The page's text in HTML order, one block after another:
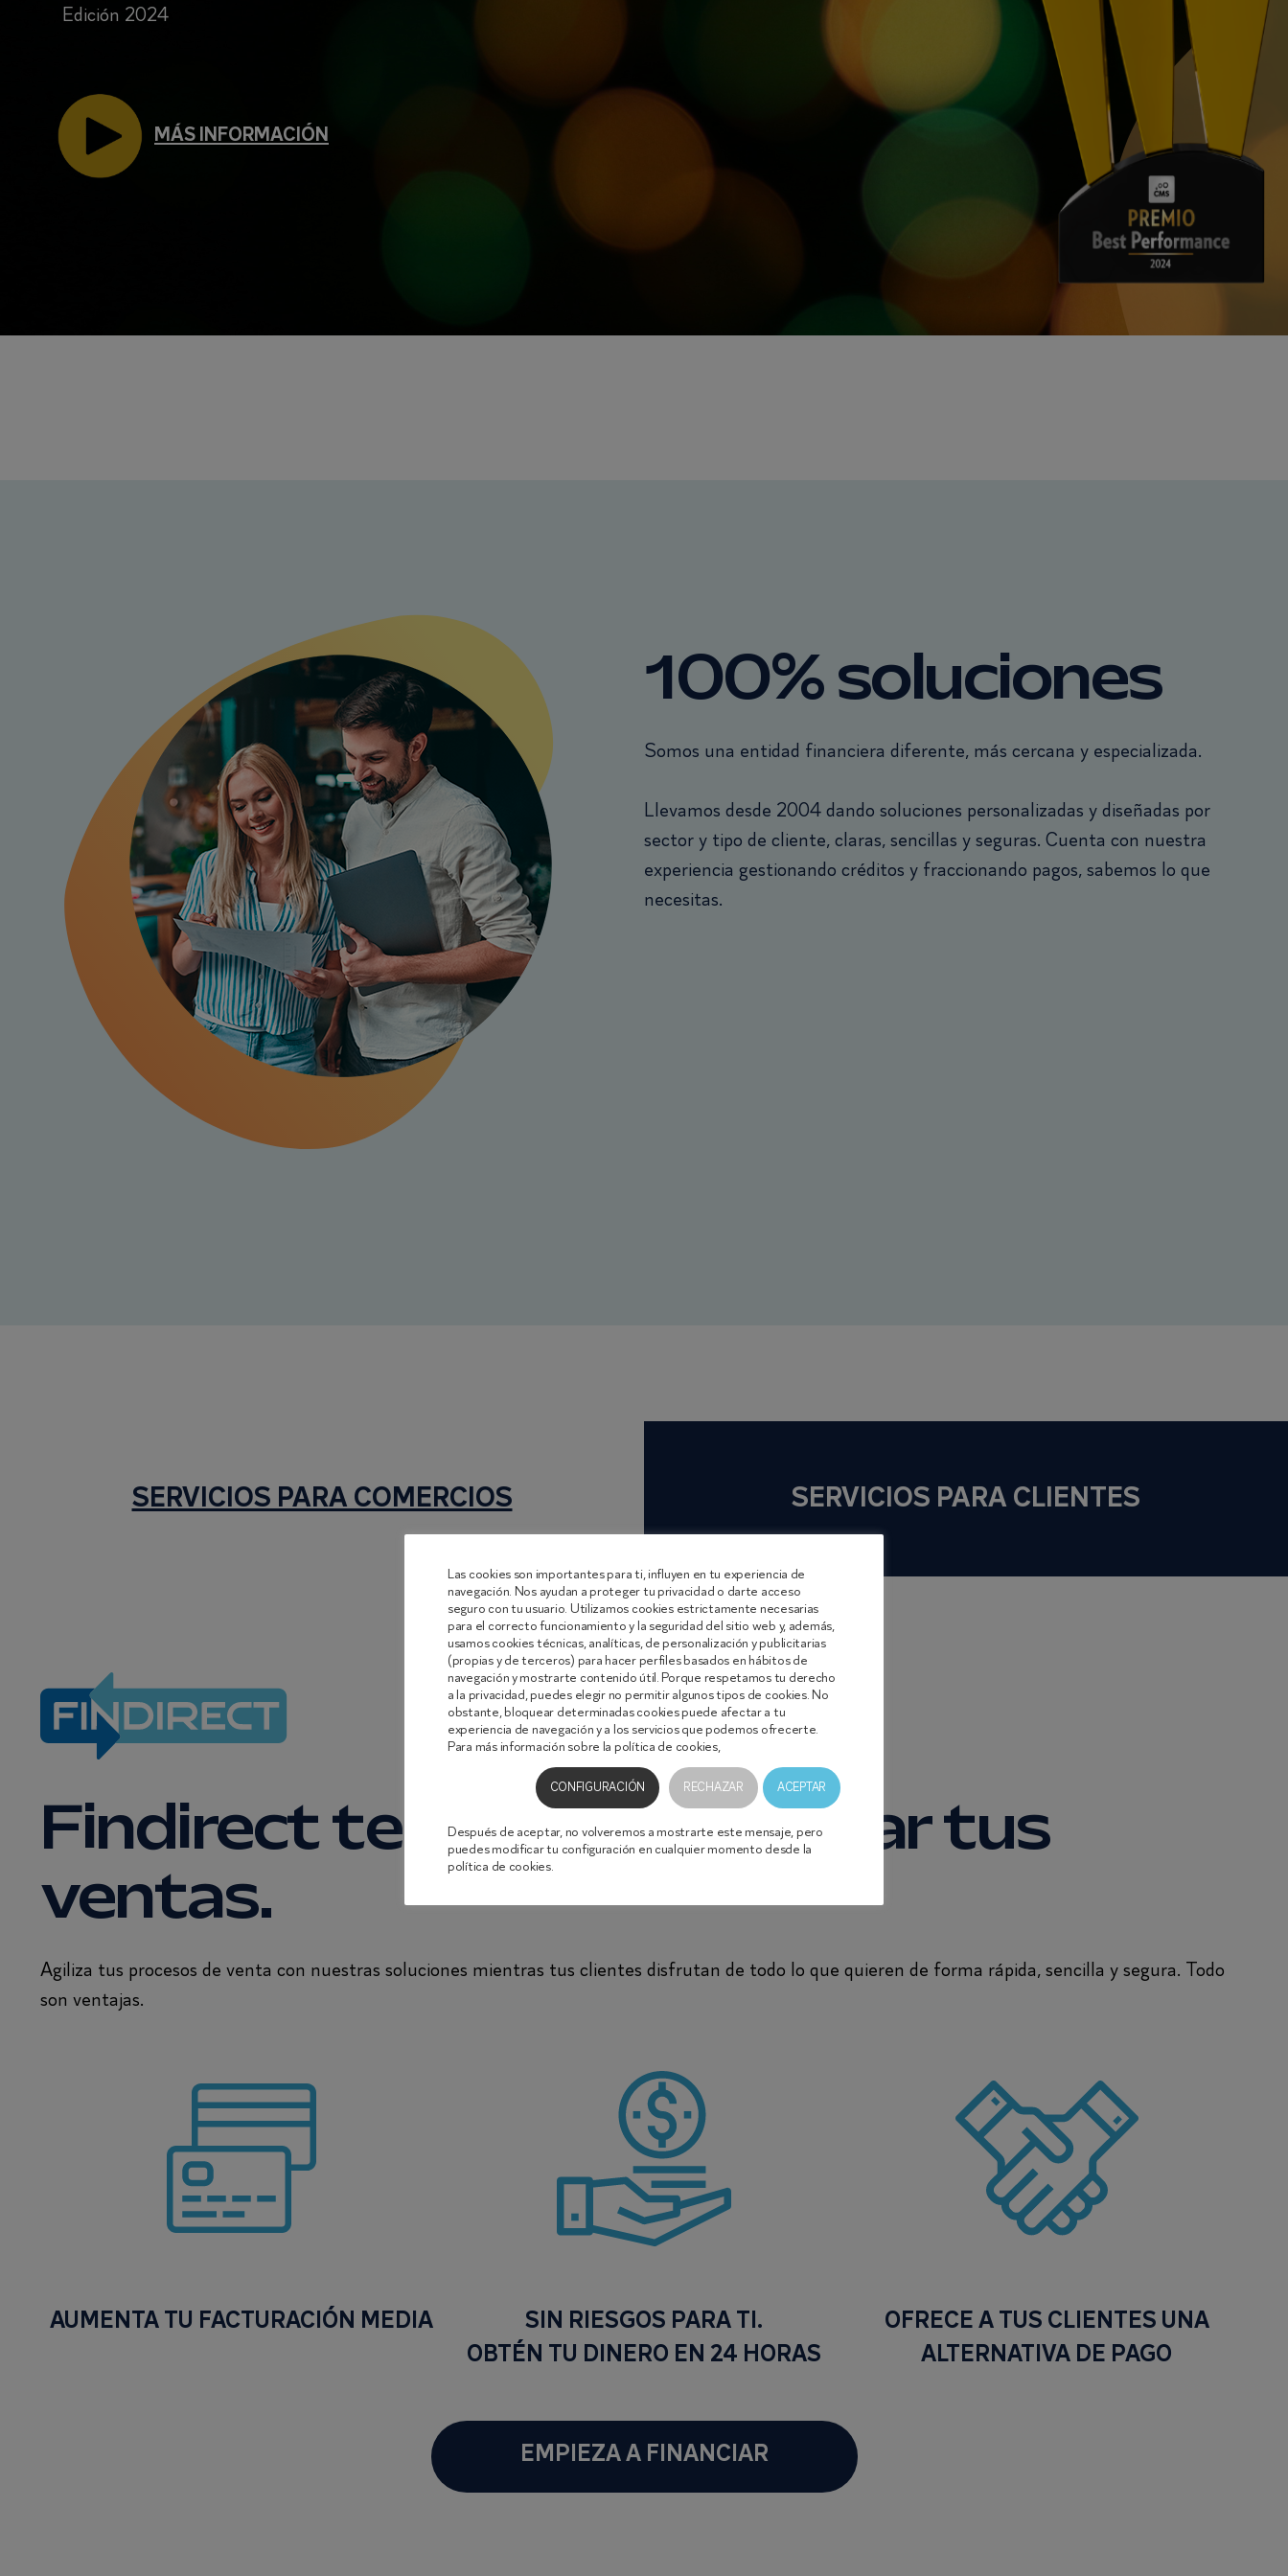
Edición 2024
MÁS INFORMACIÓN
100% soluciones
Somos una entidad financiera diferente, más cercana y especializada.
Llevamos desde 2004 dando soluciones personalizadas y diseñadas por
sector y tipo de cliente, claras, sencillas y seguras. Cuenta con nuestra
experiencia gestionando créditos y fraccionando pagos, sabemos lo que
necesitas.
SERVICIOS PARA COMERCIOS SERVICIOS PARA CLIENTES
Findirect te ayuda a impulsar tus
ventas.
Agiliza tus procesos de venta con nuestras soluciones mientras tus clientes disfrutan de todo lo que quieren de forma rápida, sencilla y segura. Todo
son ventajas.
AUMENTA TU FACTURACIÓN MEDIA​
SIN RIESGOS PARA TI.​
OBTÉN TU DINERO EN 24 HORAS​
OFRECE A TUS CLIENTES UNA
ALTERNATIVA DE PAGO​
EMPIEZA A FINANCIAR
Las cookies son importantes para ti, influyen en tu experiencia de
navegación. Nos ayudan a proteger tu privacidad o darte acceso
seguro con tu usuario. Utilizamos cookies estrictamente necesarias
para el correcto funcionamiento y la seguridad del sitio web y, además,
usamos cookies técnicas, analíticas, de personalización y publicitarias
(propias y de terceros) para hacer perfiles basados en hábitos de
navegación y mostrarte contenido útil. Porque respetamos tu derecho
a la privacidad, puedes elegir no permitir algunos tipos de cookies. No
obstante, bloquear determinadas cookies puede afectar a tu
experiencia de navegación y a los servicios que podemos ofrecerte.
Para más información sobre la política de cookies,
CONFIGURACIÓN RECHAZAR ACEPTAR
Después de aceptar, no volveremos a mostrarte este mensaje, pero
puedes modificar tu configuración en cualquier momento desde la
política de cookies.